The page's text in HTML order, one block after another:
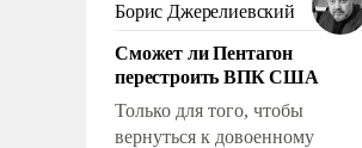
ответственность, помогать
слабым, идти вперед и
адаптироваться.
Борис Джерелиевский
Сможет ли Пентагон
перестроить ВПК США
Только для того, чтобы
вернуться к довоенному